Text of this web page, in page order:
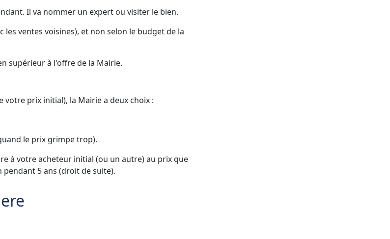
Il va nommer un expert ou visiter le bien.
ventes voisines), et non selon le budget de la
supérieur à l'offre de la Mairie.
votre prix initial), la Mairie a deux choix :
le prix grimpe trop).
à votre acheteur initial (ou un autre) au prix que
5 ans (droit de suite).